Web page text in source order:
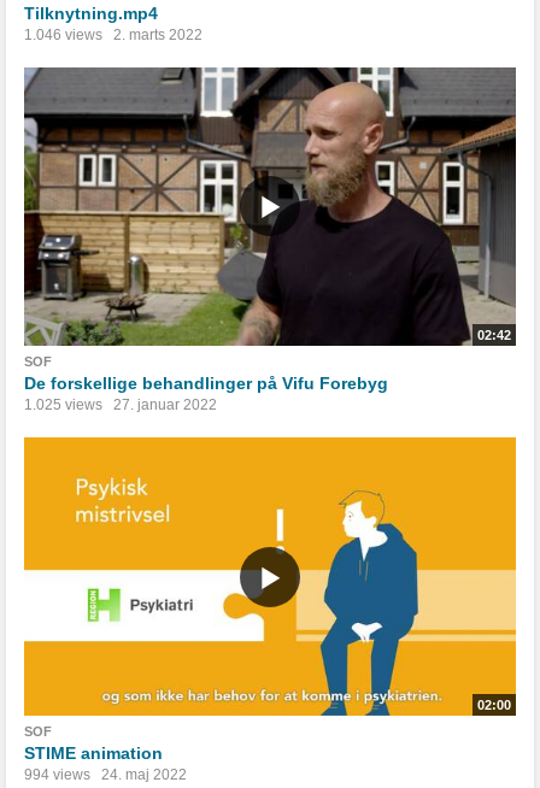
Tilknytning.mp4
1.046 views 2. marts 2022
02:42
SOF
De forskellige behandlinger på Vifu Forebyg
1.025 views 27. januar 2022
02:00
SOF
STIME animation
994 views 24. maj 2022